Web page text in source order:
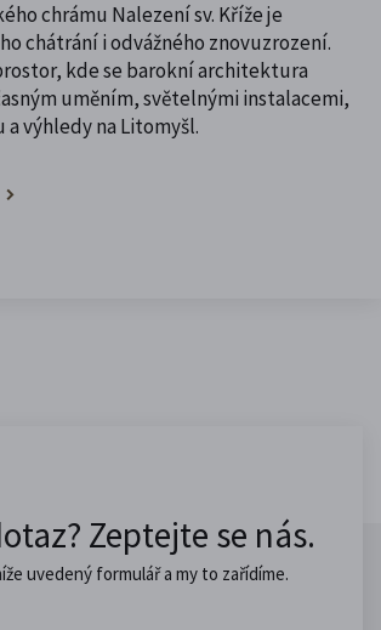
chrámu Nalezení sv. Kříže je
chátrání i odvážného znovuzrození.
kde se barokní architektura
uměním, světelnými instalacemi,
výhledy na Litomyšl.
Zeptejte se nás.
uvedený formulář a my to zařídíme.